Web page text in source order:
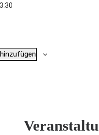
Veranstaltu